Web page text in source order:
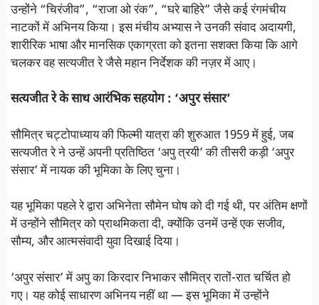
उन्होंने “चिरंजीव”, “राजा ओ रंक”, “घरे बाहिरे” जैसे कई रंगमंचीय
नाटकों में अभिनय किया। इस मंचीय अभ्यास ने उनकी संवाद अदायगी,
शारीरिक भाषा और मानसिक एकाग्रता को इतना सशक्त किया कि आगे
चलकर वह सत्यजीत रे जैसे महान निर्देशक की नज़र में आए।
सत्यजीत रे के साथ आरंभिक सहयोग : ‘अपुर संसार’
सौमित्र चट्टोपाध्याय की फिल्मी यात्रा की शुरुआत 1959 में हुई, जब
सत्यजीत रे ने उन्हें अपनी प्रतिष्ठित ‘अपु त्रयी’ की तीसरी कड़ी ‘अपुर
संसार’ में नायक की भूमिका के लिए चुना।
यह भूमिका पहले रे द्वारा अभिनेता सौमेन घोष को दी गई थी, पर अंतिम क्षणों
में उन्होंने सौमित्र को प्राथमिकता दी, क्योंकि उनमें उन्हें एक सजीव,
सौम्य, और आत्मसंवादी युवा दिखाई दिया।
‘अपुर संसार’ में अपु का किरदार निभाकर सौमित्र रातों-रात चर्चित हो
गए। यह कोई साधारण अभिनय नहीं था — इस भूमिका में उन्होंने